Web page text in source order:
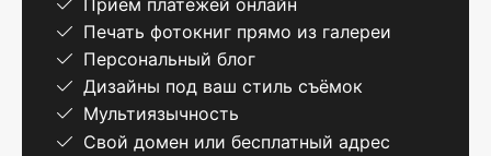
Печать фотокниг прямо из галереи
Персональный блог
Дизайны под ваш стиль съёмок
Мультиязычность
Свой домен или бесплатный адрес